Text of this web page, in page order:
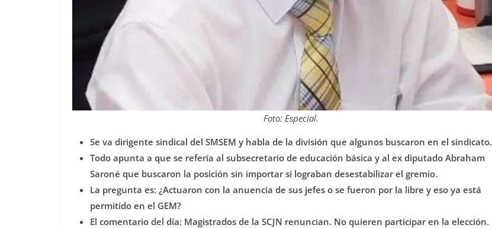
Foto: Especial.
Se va dirigente sindical del SMSEM y habla de la división que algunos buscaron en el sindicato.
Todo apunta a que se refería al subsecretario de educación básica y al ex diputado Abraham
Saroné que buscaron la posición sin importar si lograban desestabilizar el gremio.
La pregunta es: ¿Actuaron con la anuencia de sus jefes o se fueron por la libre y eso ya está
permitido en el GEM?
El comentario del día: Magistrados de la SCJN renuncian. No quieren participar en la elección.